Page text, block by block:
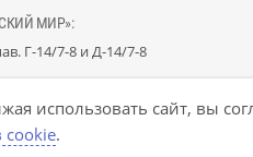
МИР»:
Г-14/7-8 и Д-14/7-8
использовать сайт, вы
cookie.